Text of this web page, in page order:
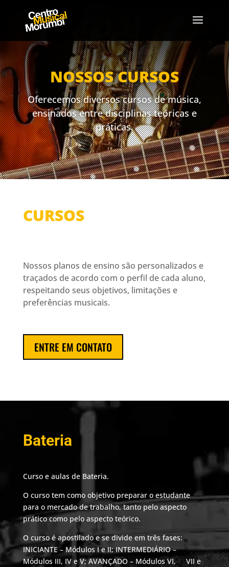
NOSSOS CURSOS
Oferecemos diversos cursos de música,
ensinados entre disciplinas teóricas e
práticas.
CURSOS
Nossos planos de ensino são personalizados e
traçados de acordo com o perfil de cada aluno,
respeitando seus objetivos, limitações e
preferências musicais.
ENTRE EM CONTATO
Bateria
Curso e aulas de Bateria.
O curso tem como objetivo preparar o estudante
para o mercado de trabalho, tanto pelo aspecto
prático como pelo aspecto teórico.
O curso é apostilado e se divide em três fases:
INICIANTE – Módulos I e II; INTERMEDIÁRIO –
Módulos III, IV e V; AVANÇADO – Módulos VI, VII e